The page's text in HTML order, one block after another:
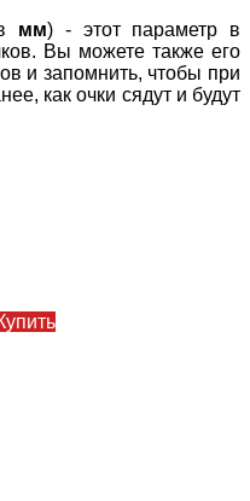
мм) - этот параметр в
Вы можете также его
и запомнить, чтобы при
как очки сядут и будут